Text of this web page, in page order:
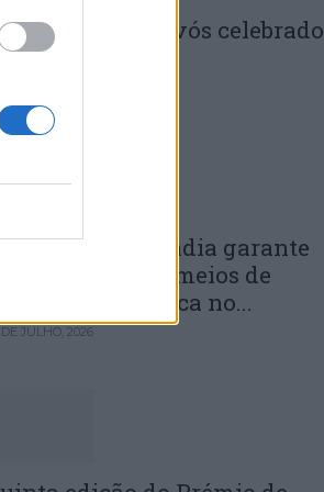
Dia dos Avós celebrado
em comunidade
de Anadia garante
manutenção dos meios de
emergência médica no...
JULHO, 2026